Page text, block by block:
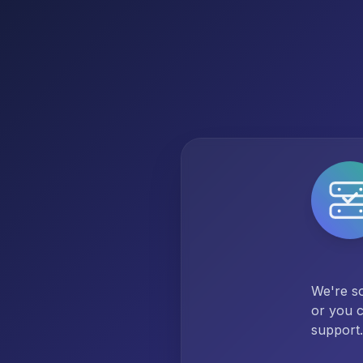
We're
or you
support.